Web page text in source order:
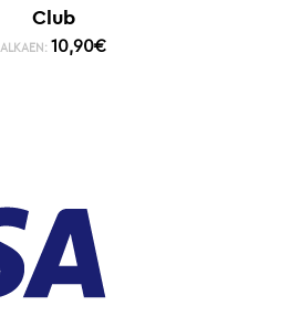
Club
ALKAEN: 10,90€